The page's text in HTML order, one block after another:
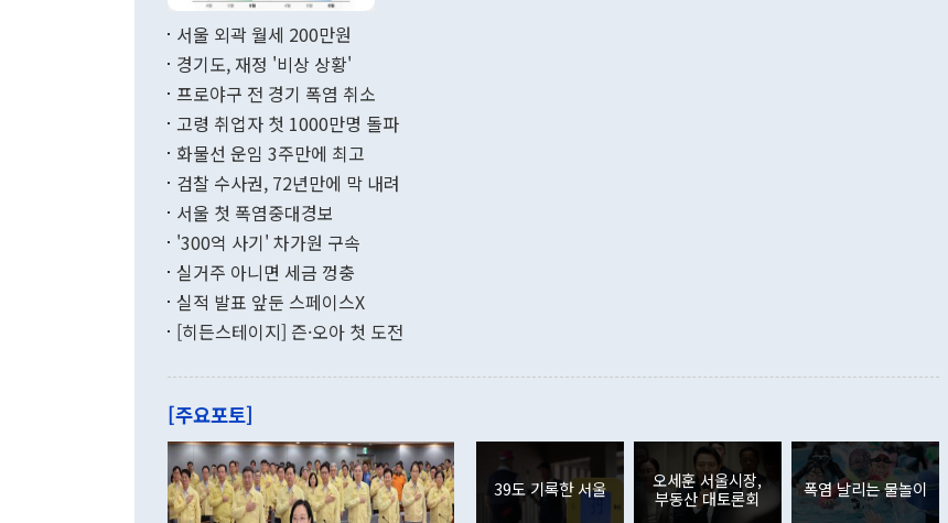
무너졌다고도 했다. 또 "현 시점에서 흘러간 선(先)비핵화만 되뇌는 것은
함께 4자 대화의 동력을 확보하기 위해 최선을 다할 것"이라고 말했다. 하
"우리의 선의대로 하는 게 과연 한반도의 평화와 안정에 플러스냐, 결론적
관은 업무보고 사후 브리핑에서 정 장관이 언급한 '4자 회담'에 대해 "이상
이 9월 러시아 블라디보스토크에서 열리는 '동방경제포럼(EEF)'을 언급하
며 "정부 차원에서 (참석을) 검토하고 있다"고 발언한 데 대해서도 조 장관
은 "그것은 외교부의 몫"이라며 "아직 거기까지 진도가 나가지 않았다"고
잘랐다. 정 장관이 이날 소개한 대북 구상과 설명은 정부 내 조율을 거치지
며 월간 기준 처음으로 1000억달러를 넘어섰다. 상품수입은 644억8000만
196.9% 급증했고 컴퓨터·주변기기(SSD)는 282.7% 증가했다. IT 품목
수출은 160.4% 늘었으며 비IT 품목도 ▲석유제품(47.5%) ▲화공품
기록했지만 지식재산권사용료수지는 전월 흑자에서 4억4000만달러 적자
로 전환됐다. 본원소득수지는 배당소득을 중심으로 32억7000만달러 흑자
는 배당수입이 늘어난 데다 전월 분기배당에 따른 기저효과로 배당지급이
였던 올해 3월(369억9000만달러)을 넘어선 것이다. 직접투자에서는 내국
인의 해외투자가 80억1000만달러, 외국인의 국내투자가 46억3000만달러
각각 증가했다. 증권투자에서는 외국인의 국내 주식 매도세가 이어졌다. 외
국인의 국내 주식 투자는 차익실현 매도 등의 영향으로 316억1000만달러
서울 외곽 월세 200만원
경기도, 재정 '비상 상황'
프로야구 전 경기 폭염 취소
고령 취업자 첫 1000만명 돌파
화물선 운임 3주만에 최고
검찰 수사권, 72년만에 막 내려
서울 첫 폭염중대경보
'300억 사기' 차가원 구속
실거주 아니면 세금 껑충
실적 발표 앞둔 스페이스X
[히든스테이지] 즌·오아 첫 도전
[주요포토]
39도 기록한 서울
오세훈 서울시장,
부동산 대토론회
폭염 날리는 물놀이